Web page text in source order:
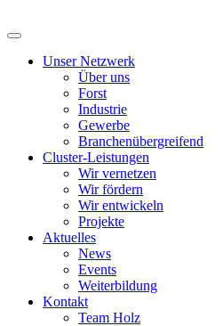
Unser Netzwerk
Über uns
Forst
Industrie
Gewerbe
Branchenübergreifend
Cluster-Leistungen
Wir vernetzen
Wir fördern
Wir entwickeln
Projekte
Aktuelles
News
Events
Weiterbildung
Kontakt
Team Holz